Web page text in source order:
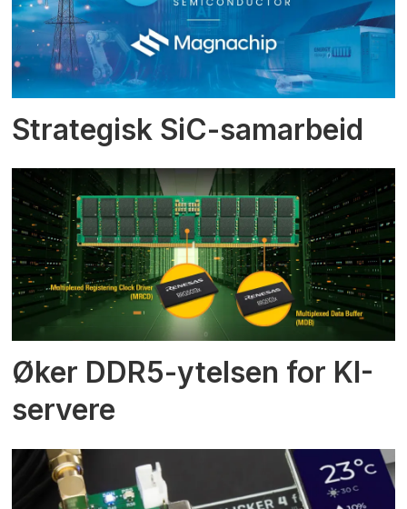
Strategisk SiC-samarbeid
Øker DDR5-ytelsen for KI-
servere